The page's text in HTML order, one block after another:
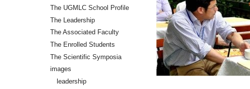
The UGMLC School Profile
The Leadership
The Associated Faculty
The Enrolled Students
The Scientific Symposia
images
leadership